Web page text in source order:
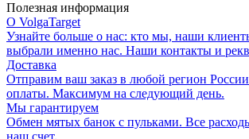
Полезная информация
О VolgaTarget
Узнайте больше о нас: кто мы, наши
выбрали именно нас. Наши контакты и
Доставка
Отправим ваш заказ в любой регион
оплаты. Максимум на следующий день.
Мы гарантируем
Обмен мятых банок с пульками. Все